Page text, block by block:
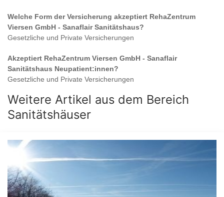
Welche Form der Versicherung akzeptiert RehaZentrum
Viersen GmbH - Sanaflair Sanitätshaus?
Gesetzliche und Private Versicherungen
Akzeptiert RehaZentrum Viersen GmbH - Sanaflair
Sanitätshaus Neupatient:innen?
Gesetzliche und Private Versicherungen
Weitere Artikel aus dem Bereich
Sanitätshäuser